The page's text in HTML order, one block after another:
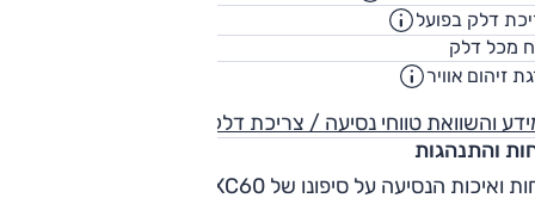
דלק בפועל
מכל דלק
זיהום אוויר
והשוואת טווחי נסיעה / צריכת דלק
והתנהגות